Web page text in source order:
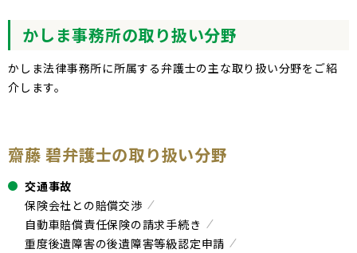
かしま事務所の取り扱い分野
かしま法律事務所に所属する弁護士の主な取り扱い分野をご紹
介します。
齋藤 碧弁護士の取り扱い分野
交通事故
保険会社との賠償交渉
自動車賠償責任保険の請求手続き
重度後遺障害の後遺障害等級認定申請